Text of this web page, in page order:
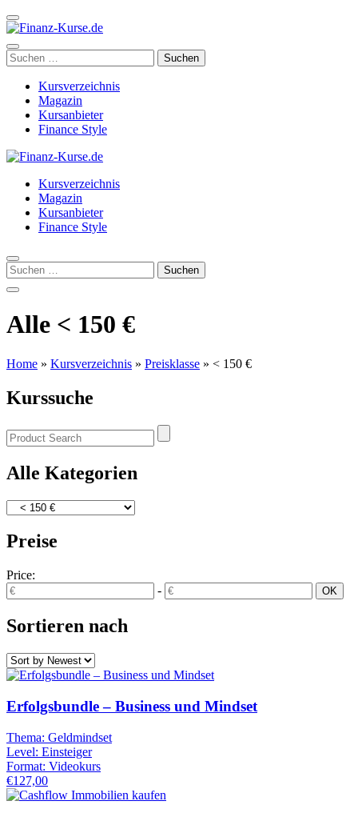
Zum
Inhalt
springen
(Enter
drücken)
Finanz-Kurse.de
Großes Verzeichnis der besten Finanzkurse
Suchen
nach:
Kursverzeichnis
Magazin
Kursanbieter
Finance Style
Finanz-Kurse.de
Großes Verzeichnis der besten Finanzkurse
Kursverzeichnis
Magazin
Kursanbieter
Finance Style
Suchen
nach:
Alle < 150 €
Home » Kursverzeichnis » Preisklasse » < 150 €
Kurssuche
Alle Kategorien
Preise
Price:
-
Sortieren nach
Erfolgsbundle – Business und Mindset
Thema: Geldmindset
Level: Einsteiger
Format: Videokurs
€127,00